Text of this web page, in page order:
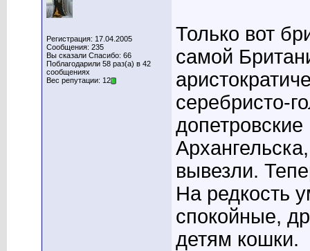
Регистрация: 17.04.2005
Сообщения: 235
Вы сказали Спасибо: 66
Поблагодарили 58 раз(а) в 42
сообщениях
Вес репутации: 12
Только вот
самой
серебристо-
вывезли.
На редкость
спокойные,
детям кошки.